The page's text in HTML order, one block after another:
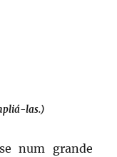
las.)
num grande